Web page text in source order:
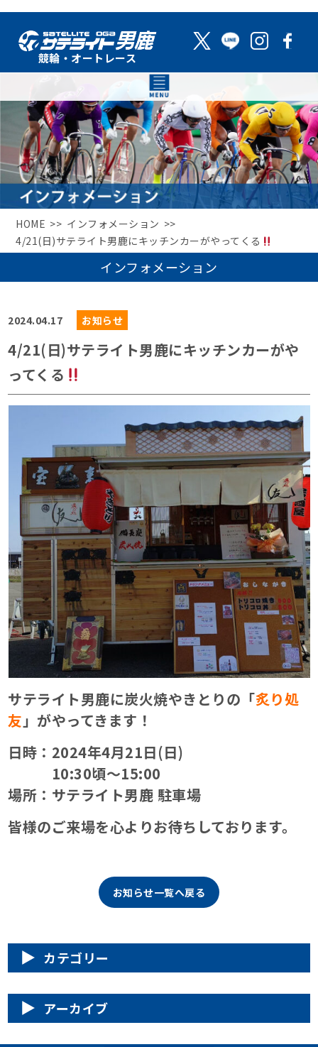
HOME
インフォメーション
4/21(日)サテライト男鹿にキッチンカーがやってくる
インフォメーション
2024.04.17 お知らせ
4/21(日)サテライト男鹿にキッチンカーがや
ってくる
サテライト男鹿に炭火焼やきとりの「炙り処
友」がやってきます！
日時：2024年4月21日(日)
10:30頃〜15:00
場所：サテライト男鹿 駐車場
皆様のご来場を心よりお待ちしております。
お知らせ一覧へ戻る
カテゴリー
アーカイブ